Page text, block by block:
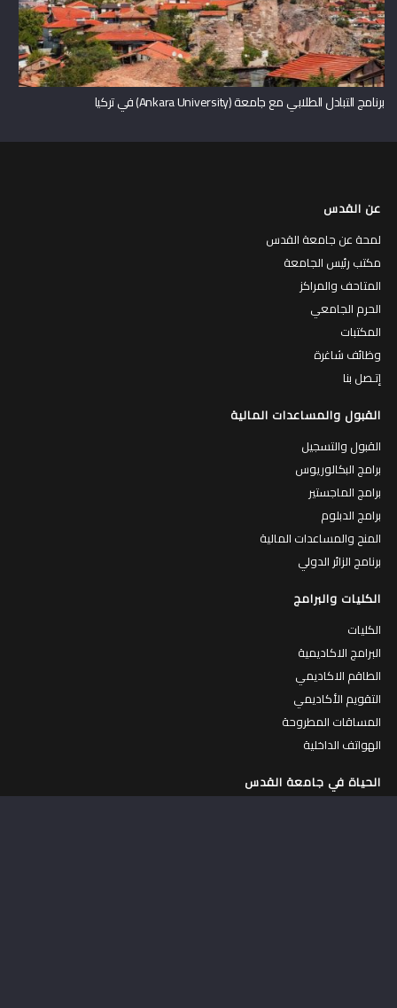
برنامج التبادل الطلابي مع جامعة (Ankara University) في تركيا
عن القدس
لمحة عن جامعة القدس
مكتب رئيس الجامعة
المتاحف والمراكز
الحرم الجامعي
المكتبات
وظائف شاغرة
إتـصل بنا
القبول والمساعدات المالية
القبول والتسجيل
برامج البكالوريوس
برامج الماجستير
برامج الدبلوم
المنح والمساعدات المالية
برنامج الزائر الدولي
الكليات والبرامج
الكليات
البرامج الاكاديمية
الطاقم الاكاديمي
التقويم الأكاديمي
المساقات المطروحة
الهواتف الداخلية
الحياة في جامعة القدس